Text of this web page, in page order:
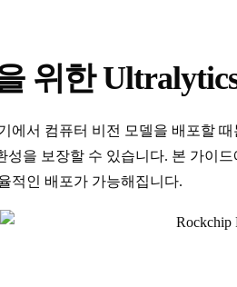
위한
에서 컴퓨터 비전 모델을 배포할
성을 보장할 수 있습니다. 본 가
적인 배포가 가능해집니다.